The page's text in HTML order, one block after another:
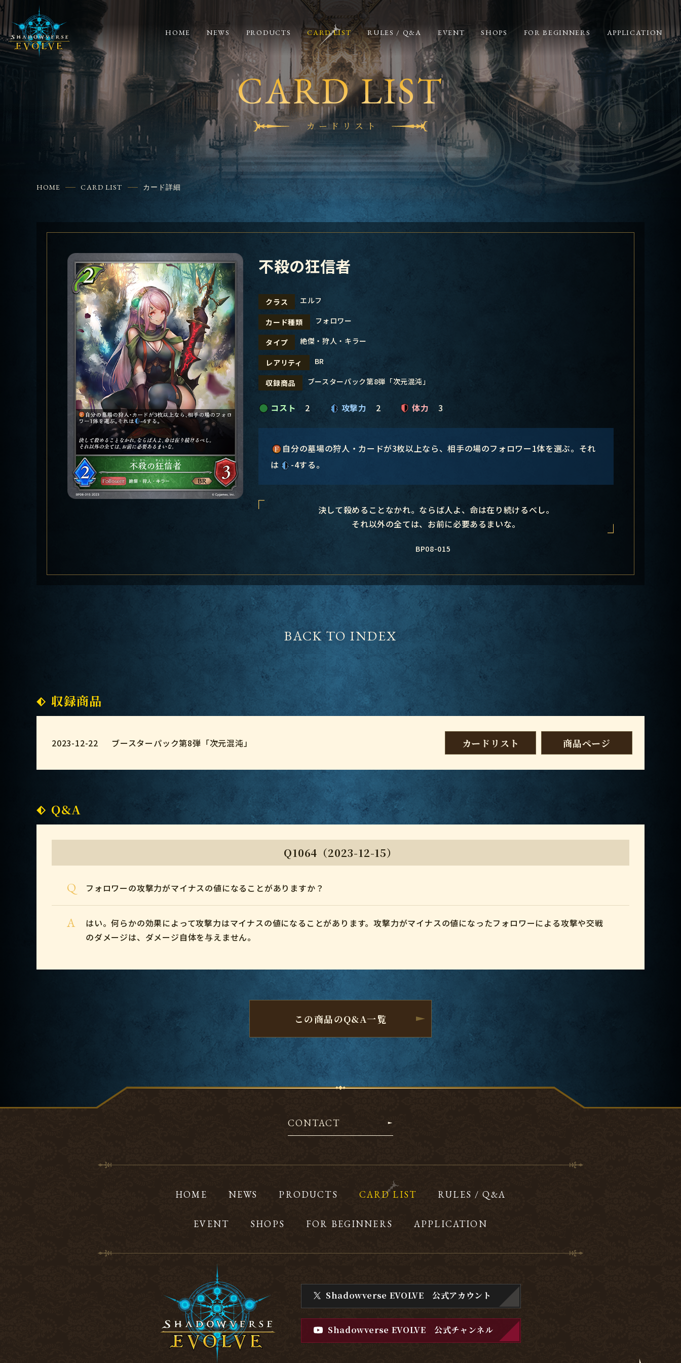
HOME NEWS PRODUCTS CARD LIST RULES / Q&A EVENT SHOPS FOR BEGINNERS APPLICATION
CARD LIST
カードリスト
HOME CARD LIST カード詳細
不殺の狂信者
クラス エルフ
カード種類 フォロワー
タイプ 絶傑・狩人・キラー
レアリティ BR
収録商品 ブースターパック第8弾「次元混沌」
コスト 2 攻撃力 2 体力 3
自分の墓場の狩人・カードが3枚以上なら、相手の場のフォロワー1体を選ぶ。それ
は
-4する。
決して殺めることなかれ。ならば人よ、命は在り続けるべし。
それ以外の全ては、お前に必要あるまいな。
BP08-015
BACK TO INDEX
収録商品
2023-12-22 ブースターパック第8弾「次元混沌」 カードリスト 商品ページ
Q&A
Q1064（2023-12-15）
Q フォロワーの攻撃力がマイナスの値になることがありますか？
A
はい。何らかの効果によって攻撃力はマイナスの値になることがあります。攻撃力がマイナスの値になったフォロワーによる攻撃や交戦
のダメージは、ダメージ自体を与えません。
この商品のQ&A一覧
CONTACT
HOME NEWS PRODUCTS CARD LIST RULES / Q&A
EVENT SHOPS FOR BEGINNERS APPLICATION
Shadowverse EVOLVE 公式アカウント
Shadowverse EVOLVE公式チャンネル